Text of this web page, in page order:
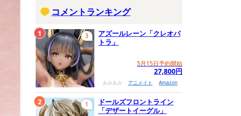
コメントランキング
アズールレーン「クレオパ
トラ」
5月15日予約開始
27,800円
あみあみ アニメイト Amazon
3
1
ドールズフロントライン
「デザートイーグル」
1
2